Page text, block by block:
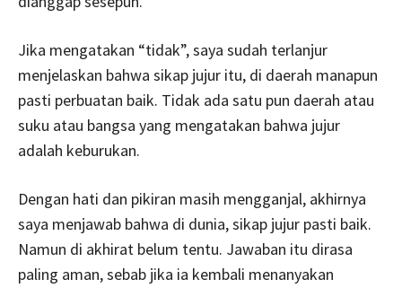
Jika mengatakan “tidak”, saya sudah terlanjur
menjelaskan bahwa sikap jujur itu, di daerah manapun
pasti perbuatan baik. Tidak ada satu pun daerah atau
suku atau bangsa yang mengatakan bahwa jujur
adalah keburukan.
Dengan hati dan pikiran masih mengganjal, akhirnya
saya menjawab bahwa di dunia, sikap jujur pasti baik.
Namun di akhirat belum tentu. Jawaban itu dirasa
paling aman, sebab jika ia kembali menanyakan